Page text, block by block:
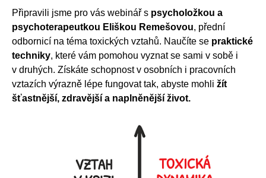
Připravili jsme pro vás webinář s psycholožkou a
psychoterapeutkou Eliškou Remešovou, přední
odbornicí na téma toxických vztahů. Naučíte se praktické
techniky, které vám pomohou vyznat se sami v sobě i
v druhých. Získáte schopnost v osobních i pracovních
vztazích výrazně lépe fungovat tak, abyste mohli žít
šťastnější, zdravější a naplněnější život.